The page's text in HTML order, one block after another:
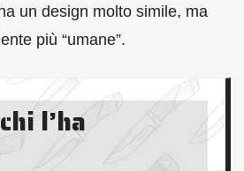
un design molto simile, ma
più “umane”.
l’ha